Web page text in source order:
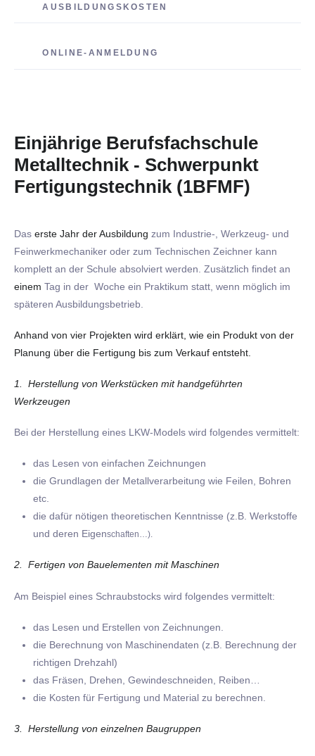
AUSBILDUNGSKOSTEN
ONLINE-ANMELDUNG
Einjährige Berufsfachschule
Metalltechnik - Schwerpunkt
Fertigungstechnik (1BFMF)
Das erste Jahr der Ausbildung zum Industrie-, Werkzeug- und
Feinwerkmechaniker oder zum Technischen Zeichner kann
komplett an der Schule absolviert werden. Zusätzlich findet an
einem Tag in der Woche ein Praktikum statt, wenn möglich im
späteren Ausbildungsbetrieb.
Anhand von vier Projekten wird erklärt, wie ein Produkt von der
Planung über die Fertigung bis zum Verkauf entsteht.
1. Herstellung von Werkstücken mit handgeführten
Werkzeugen
Bei der Herstellung eines LKW-Models wird folgendes vermittelt:
das Lesen von einfachen Zeichnungen
die Grundlagen der Metallverarbeitung wie Feilen, Bohren
etc.
die dafür nötigen theoretischen Kenntnisse (z.B. Werkstoffe
und deren Eigenschaften…).
2. Fertigen von Bauelementen mit Maschinen
Am Beispiel eines Schraubstocks wird folgendes vermittelt:
das Lesen und Erstellen von Zeichnungen.
die Berechnung von Maschinendaten (z.B. Berechnung der
richtigen Drehzahl)
das Fräsen, Drehen, Gewindeschneiden, Reiben…
die Kosten für Fertigung und Material zu berechnen.
3. Herstellung von einzelnen Baugruppen